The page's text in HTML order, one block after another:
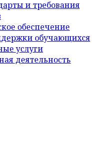
и требования
обеспечение
обучающихся
услуги
деятельность